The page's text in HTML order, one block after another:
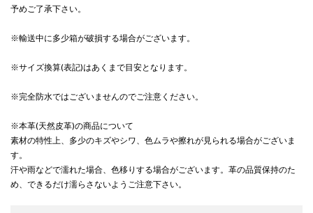
予めご了承下さい。
※輸送中に多少箱が破損する場合がございます。
※サイズ換算(表記)はあくまで目安となります。
※完全防水ではございませんのでご注意ください。
※本革(天然皮革)の商品について
素材の特性上、多少のキズやシワ、色ムラや擦れが見られる場合がございま
す。
汗や雨などで濡れた場合、色移りする場合がございます。革の品質保持のた
め、できるだけ濡らさないようご注意下さい。